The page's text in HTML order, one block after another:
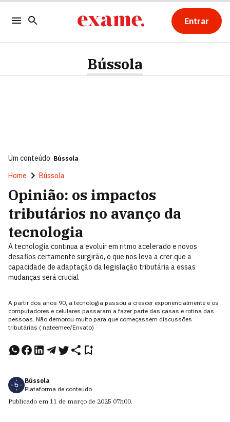
Entrar
Bússola
Um conteúdo Bússola
Home Bússola
Opinião: os impactos
tributários no avanço da
tecnologia
A tecnologia continua a evoluir em ritmo acelerado e novos
desafios certamente surgirão, o que nos leva a crer que a
capacidade de adaptação da legislação tributária a essas
mudanças será crucial
A partir dos anos 90, a tecnologia passou a crescer exponencialmente e os
computadores e celulares passaram a fazer parte das casas e rotina das
pessoas. Não demorou muito para que começassem discussões
tributárias ( nateemee/Envato)
Bússola
Plataforma de conteúdo
Publicado em 11 de março de 2025 07h00.